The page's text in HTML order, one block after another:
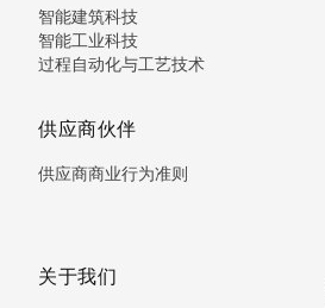
智能建筑科技
智能工业科技
过程自动化与工艺技术
供应商伙伴
供应商商业行为准则
关于我们